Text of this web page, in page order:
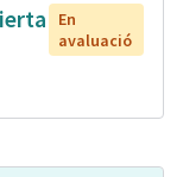
En
avaluació